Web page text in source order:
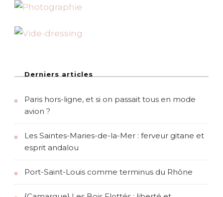
Derniers articles
Paris hors-ligne, et si on passait tous en mode
avion ?
Les Saintes-Maries-de-la-Mer : ferveur gitane et
esprit andalou
Port-Saint-Louis comme terminus du Rhône